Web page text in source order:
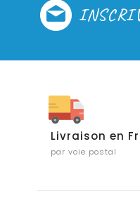
Livraison en
par voie postal